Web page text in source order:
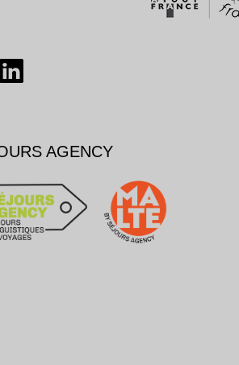
AGENCY